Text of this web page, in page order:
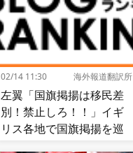
02/14 11:30 海外報道翻訳所
左翼「国旗掲揚は移民差
別！禁止しろ！！」イギ
リス各地で国旗掲揚を巡